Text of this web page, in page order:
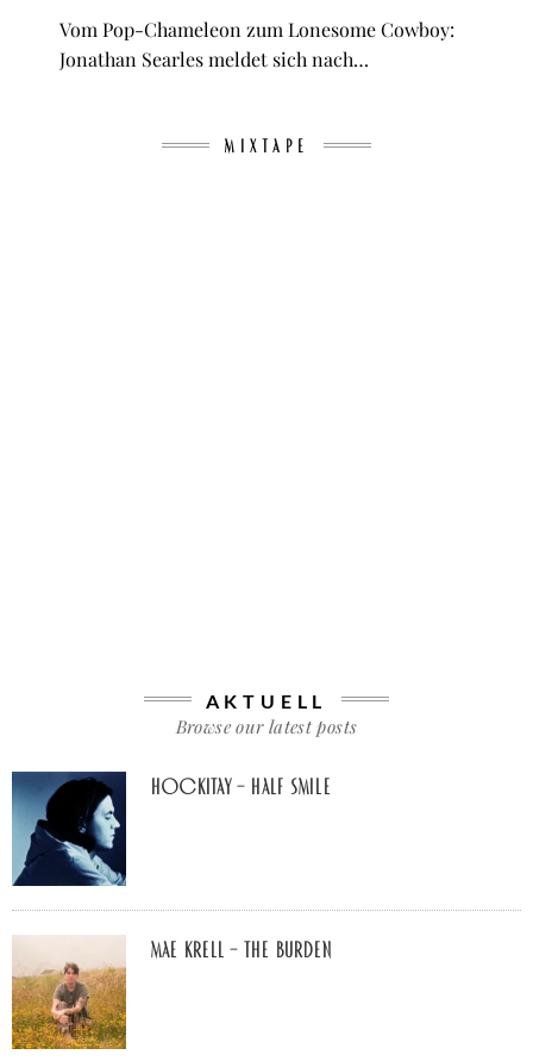
Vom Pop-Chameleon zum Lonesome Cowboy:
Jonathan Searles meldet sich nach…
MIXTAPE
AKTUELL
Browse our latest posts
Hockitay – half smile
Mae Krell – the burden